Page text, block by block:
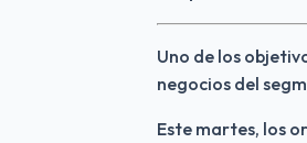
Uno de los
negocios del
Este martes, los